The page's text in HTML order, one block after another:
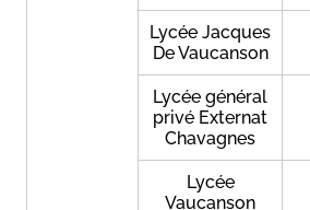
Lycée Jacques
De Vaucanson
Lycée général
privé Externat
Chavagnes
Lycée
Vaucanson